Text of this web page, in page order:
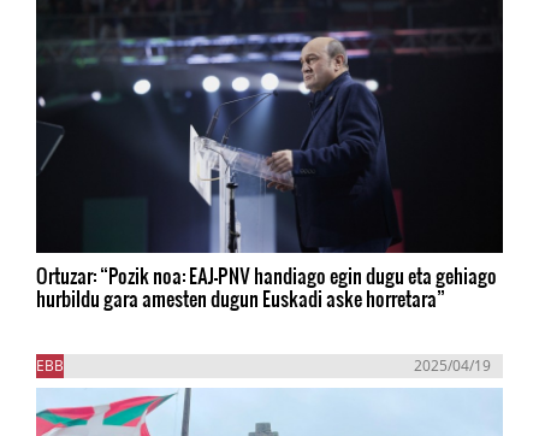
Ortuzar: “Pozik noa: EAJ-PNV handiago egin dugu eta gehiago
hurbildu gara amesten dugun Euskadi aske horretara”
EBB 2025/04/19